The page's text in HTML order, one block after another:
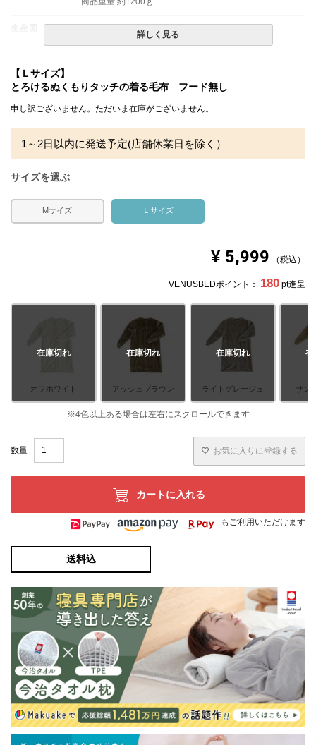
-
備考
・配達日指定ＯＫ！
※北海道・沖縄・離島等一部地域へのお届けは別途送料が
発生する場合がございます。また発送予定も変更になる場
※できる限り実際の色を再現するよう心がけております
が、閲覧環境により誤差がでる場合がございますのでご了
詳しく見る
【Ｌサイズ】
とろけるぬくもりタッチの着る毛布 フード無し
申し訳ございません。ただいま在庫がございません。
1～2日以内に発送予定(店舗休業日を除く）
サイズを選ぶ
Mサイズ Ｌサイズ
¥ 5,999 税込
VENUSBEDポイント： 180 pt進呈
オフホワイト
在庫切れ
アッシュブラウン
在庫切れ
ライトグレージュ
在庫切れ
サン
在
お気に入りに登録する
カートに入れる
もご利用いただけます
送料込